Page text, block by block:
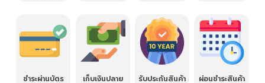
ชำระผ่านบัตร
เก็บเงินปลาย
รับประกันสินค้า ผ่อนชำระสินค้า